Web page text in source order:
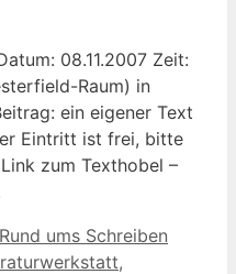
08.11.2007 Zeit:
Raum) in
ein eigener Text
Eintritt ist frei, bitte
zum Texthobel –
Rund ums Schreiben
,